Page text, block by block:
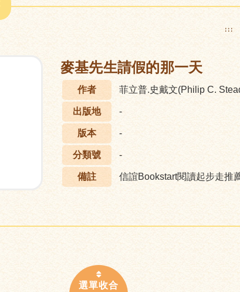
:::
麥基先生請假的那一天
作者 菲立普.史戴文(Philip C.
出版地 -
版本 -
分類號 -
備註 信誼Bookstart閱讀起步走推